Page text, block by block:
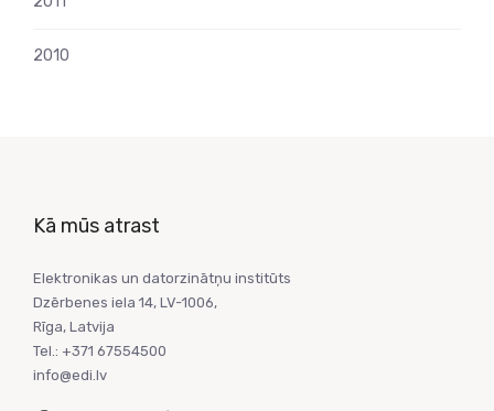
2010
Kā mūs atrast
Elektronikas un datorzinātņu institūts
Dzērbenes iela 14, LV-1006,
Rīga, Latvija
Tel.: +371 67554500
info@edi.lv